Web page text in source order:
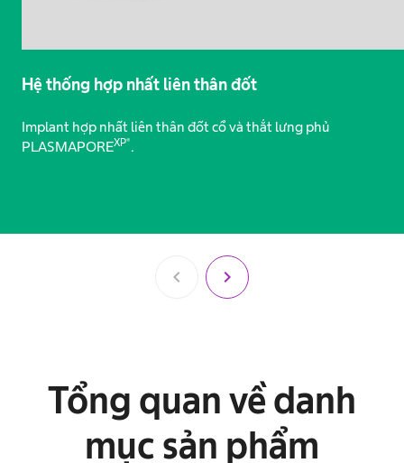
Hệ thống hợp nhất liên thân đốt
Implant hợp nhất liên thân đốt cổ và thắt lưng phủ
PLASMAPOREXP®.
chevron_left chevron_right
Tổng quan về danh
mục sản phẩm